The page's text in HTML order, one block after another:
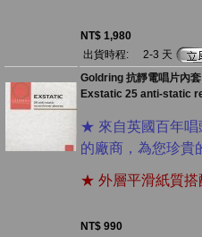
NT$ 1,980
出貨時程:
2-3 天
Goldring 抗靜電唱片內
Exstatic 25 anti-static
★ 來自英國百年唱
的廠商，為您珍貴
★ 外層平滑紙質搭
NT$ 990